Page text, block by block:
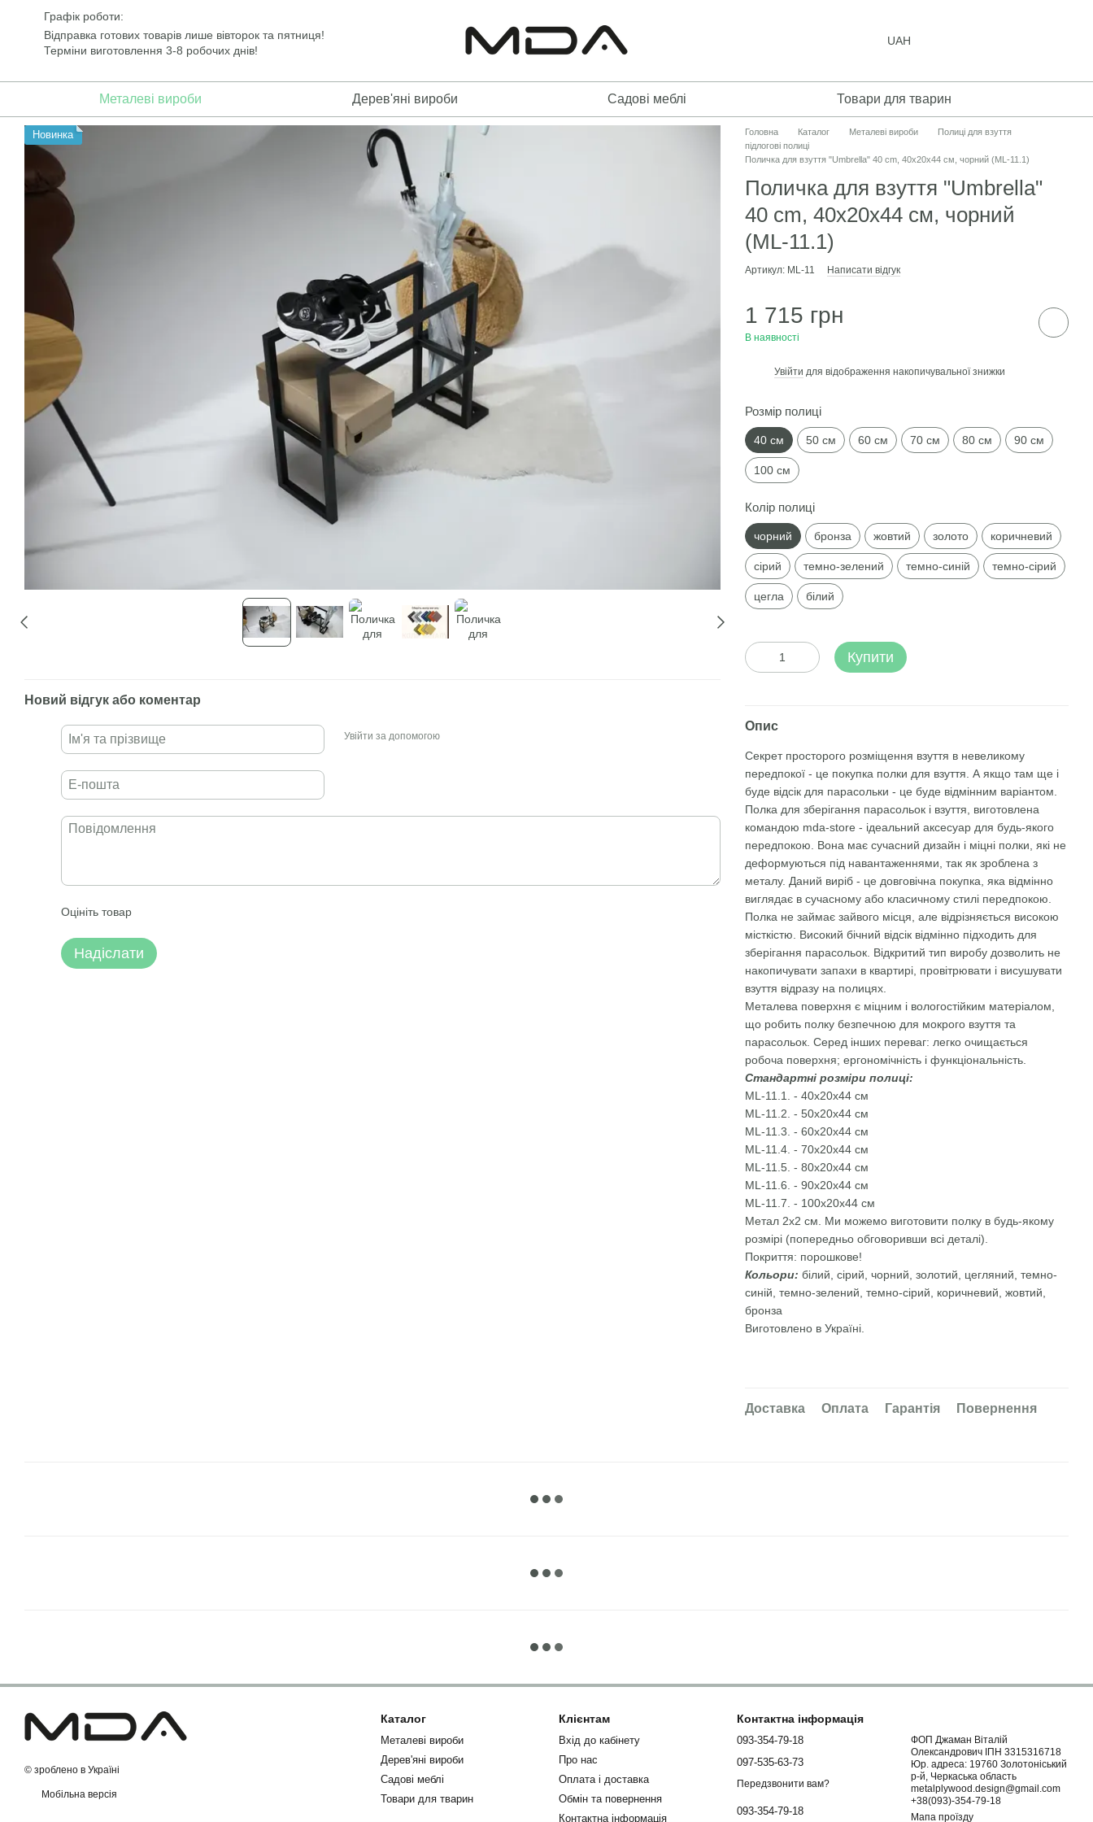
Перейти до основного контенту
Графік роботи:
Відправка готових товарів лише вівторок та пятниця!
Терміни виготовлення 3-8 робочих днів!
UAH
Металеві вироби Дерев'яні вироби Садові меблі Товари для тварин
Головна Каталог Металеві вироби
Полиці для взуття
підлогові полиці
Поличка для взуття "Umbrella" 40 cm, 40х20х44 см, чорний (ML-11.1)
Поличка для взуття "Umbrella"
40 cm, 40х20х44 см, чорний
(ML-11.1)
Артикул: ML-11 Написати відгук
1 715 грн
В наявності
Увійти для відображення накопичувальної знижки
Розмір полиці
40 см 50 см 60 см 70 см 80 см 90 см
100 см
Колір полиці
чорний бронза жовтий золото коричневий
сірий темно-зелений темно-синій темно-сірий
цегла білий
Купити
Опис
Секрет просторого розміщення взуття в невеликому
передпокої - це покупка полки для взуття. А якщо там ще і
буде відсік для парасольки - це буде відмінним варіантом.
Полка для зберігання парасольок і взуття, виготовлена
командою mda-store - ідеальний аксесуар для будь-якого
передпокою. Вона має сучасний дизайн і міцні полки, які не
деформуються під навантаженнями, так як зроблена з
металу. Даний виріб - це довговічна покупка, яка відмінно
виглядає в сучасному або класичному стилі передпокою.
Полка не займає зайвого місця, але відрізняється високою
місткістю. Високий бічний відсік відмінно підходить для
зберігання парасольок. Відкритий тип виробу дозволить не
накопичувати запахи в квартирі, провітрювати і висушувати
взуття відразу на полицях.
Металева поверхня є міцним і вологостійким матеріалом,
що робить полку безпечною для мокрого взуття та
парасольок. Серед інших переваг: легко очищається
робоча поверхня; ергономічність і функціональність.
Стандартні розміри полиці:
ML-11.1. - 40х20х44 см
ML-11.2. - 50х20х44 см
ML-11.3. - 60х20х44 см
ML-11.4. - 70х20х44 см
ML-11.5. - 80х20х44 см
ML-11.6. - 90х20х44 см
ML-11.7. - 100х20х44 см
Метал 2х2 см. Ми можемо виготовити полку в будь-якому
розмірі (попередньо обговоривши всі деталі).
Покриття: порошкове!
Кольори: білий, сірий, чорний, золотий, цегляний, темно-
синій, темно-зелений, темно-сірий, коричневий, жовтий,
бронза
Виготовлено в Україні.
Доставка Оплата Гарантія Повернення
Новинка
Новий відгук або коментар
Увійти за допомогою
Оцініть товар
Надіслати
© зроблено в Україні
Мобільна версія
Каталог
Металеві вироби
Дерев'яні вироби
Садові меблі
Товари для тварин
Клієнтам
Вхід до кабінету
Про нас
Оплата і доставка
Обмін та повернення
Контактна інформація
Контактна інформація
093-354-79-18
097-535-63-73
Передзвонити вам?
093-354-79-18
ФОП Джаман Віталій
Олександрович ІПН 3315316718
Юр. адреса: 19760 Золотоніський
р-й, Черкаська область
metalplywood.design@gmail.com
+38(093)-354-79-18
Мапа проїзду